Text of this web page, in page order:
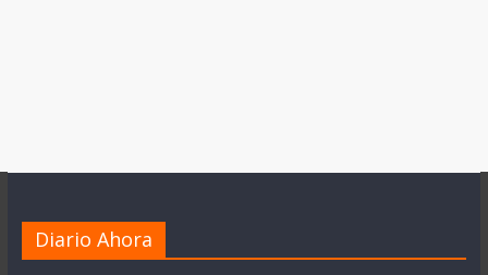
Diario Ahora